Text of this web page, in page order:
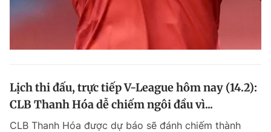
Lịch thi đấu, trực tiếp V-League hôm nay (14.2):
CLB Thanh Hóa dễ chiếm ngôi đầu vì...
CLB Thanh Hóa được dự báo sẽ đánh chiếm thành